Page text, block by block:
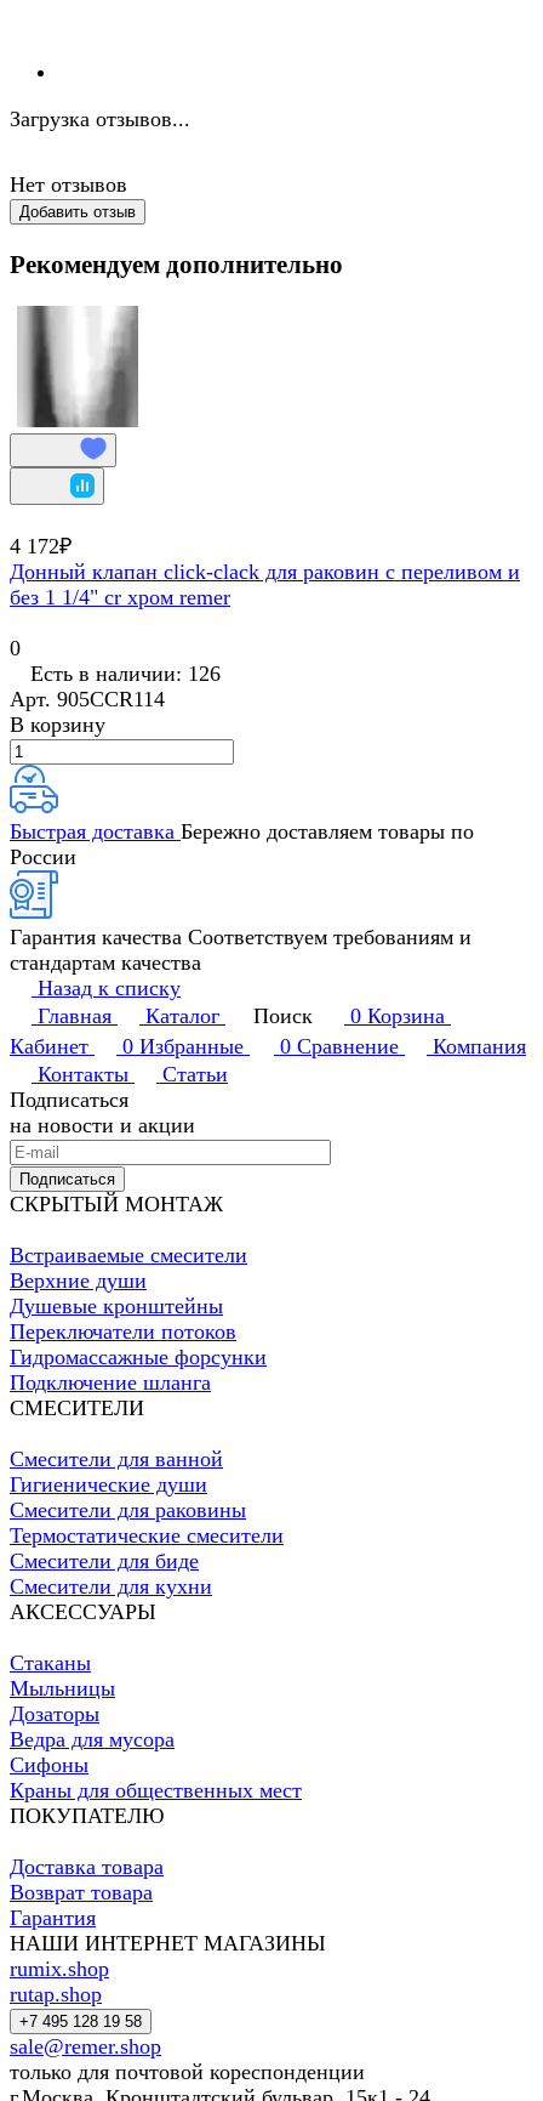
Загрузка отзывов...
Нет отзывов
Добавить отзыв
Рекомендуем дополнительно
4 172₽
Донный клапан click-clack для раковин с переливом и
без 1 1/4" cr хром remer
0
Есть в наличии: 126
Арт. 905CCR114
В корзину
Быстрая доставка Бережно доставляем товары по
России
Гарантия качества Соответствуем требованиям и
стандартам качества
Назад к списку
Главная
Каталог Поиск 0 Корзина
Кабинет
0 Избранные 0 Сравнение
Компания
Контакты
Статьи
Подписаться
на новости и акции
Подписаться
СКРЫТЫЙ МОНТАЖ
Встраиваемые смесители
Верхние души
Душевые кронштейны
Переключатели потоков
Гидромассажные форсунки
Подключение шланга
СМЕСИТЕЛИ
Смесители для ванной
Гигиенические души
Смесители для раковины
Термостатические смесители
Смесители для биде
Смесители для кухни
АКСЕССУАРЫ
Стаканы
Мыльницы
Дозаторы
Ведра для мусора
Сифоны
Краны для общественных мест
ПОКУПАТЕЛЮ
Доставка товара
Возврат товара
Гарантия
НАШИ ИНТЕРНЕТ МАГАЗИНЫ
rumix.shop
rutap.shop
+7 495 128 19 58
sale@remer.shop
только для почтовой кореспонденции